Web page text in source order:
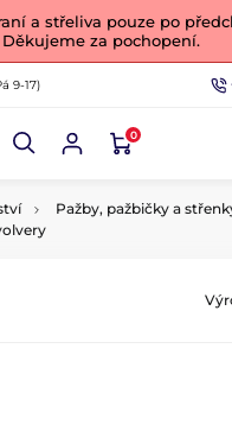
a střeliva pouze po
Děkujeme za pochopení.
9-17)
0
Pažby, pažbičky a